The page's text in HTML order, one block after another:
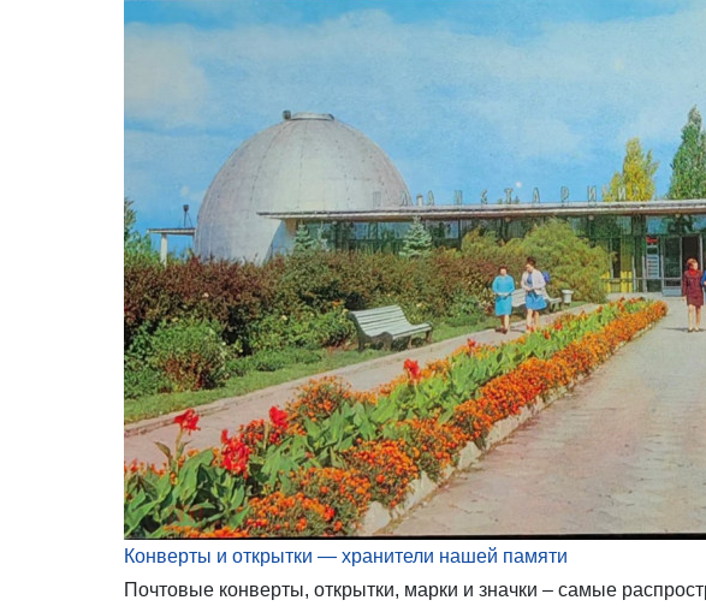
Конверты и открытки — хранители нашей памяти
Почтовые конверты, открытки, марки и значки – самые